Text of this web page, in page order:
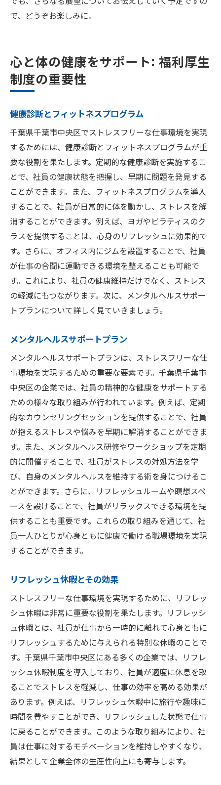
で、どうぞお楽しみに。
心と体の健康をサポート: 福利厚生
制度の重要性
健康診断とフィットネスプログラム
千葉県千葉市中央区でストレスフリーな仕事環境を実現
するためには、健康診断とフィットネスプログラムが重
要な役割を果たします。定期的な健康診断を実施するこ
とで、社員の健康状態を把握し、早期に問題を発見する
ことができます。また、フィットネスプログラムを導入
することで、社員が日常的に体を動かし、ストレスを解
消することができます。例えば、ヨガやピラティスのク
ラスを提供することは、心身のリフレッシュに効果的で
す。さらに、オフィス内にジムを設置することで、社員
が仕事の合間に運動できる環境を整えることも可能で
す。これにより、社員の健康維持だけでなく、ストレス
の軽減にもつながります。次に、メンタルヘルスサポー
トプランについて詳しく見ていきましょう。
メンタルヘルスサポートプラン
メンタルヘルスサポートプランは、ストレスフリーな仕
事環境を実現するための重要な要素です。千葉県千葉市
中央区の企業では、社員の精神的な健康をサポートする
ための様々な取り組みが行われています。例えば、定期
的なカウンセリングセッションを提供することで、社員
が抱えるストレスや悩みを早期に解消することができま
す。また、メンタルヘルス研修やワークショップを定期
的に開催することで、社員がストレスの対処方法を学
び、自身のメンタルヘルスを維持する術を身につけるこ
とができます。さらに、リフレッシュルームや瞑想スペ
ースを設けることで、社員がリラックスできる環境を提
供することも重要です。これらの取り組みを通じて、社
員一人ひとりが心身ともに健康で働ける職場環境を実現
することができます。
リフレッシュ休暇とその効果
ストレスフリーな仕事環境を実現するために、リフレッ
シュ休暇は非常に重要な役割を果たします。リフレッシ
ュ休暇とは、社員が仕事から一時的に離れて心身ともに
リフレッシュするために与えられる特別な休暇のことで
す。千葉県千葉市中央区にある多くの企業では、リフレ
ッシュ休暇制度を導入しており、社員が適度に休息を取
ることでストレスを軽減し、仕事の効率を高める効果が
あります。例えば、リフレッシュ休暇中に旅行や趣味に
時間を費やすことができ、リフレッシュした状態で仕事
に戻ることができます。このような取り組みにより、社
員は仕事に対するモチベーションを維持しやすくなり、
結果として企業全体の生産性向上にも寄与します。